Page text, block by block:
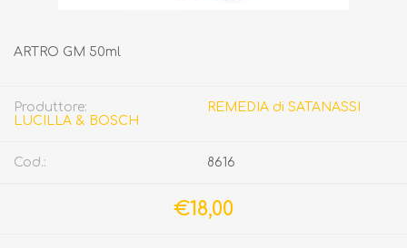
ARTRO GM 50ml
Produttore:
REMEDIA di SATANASSI
LUCILLA & BOSCH
Cod.: 8616
€18,00